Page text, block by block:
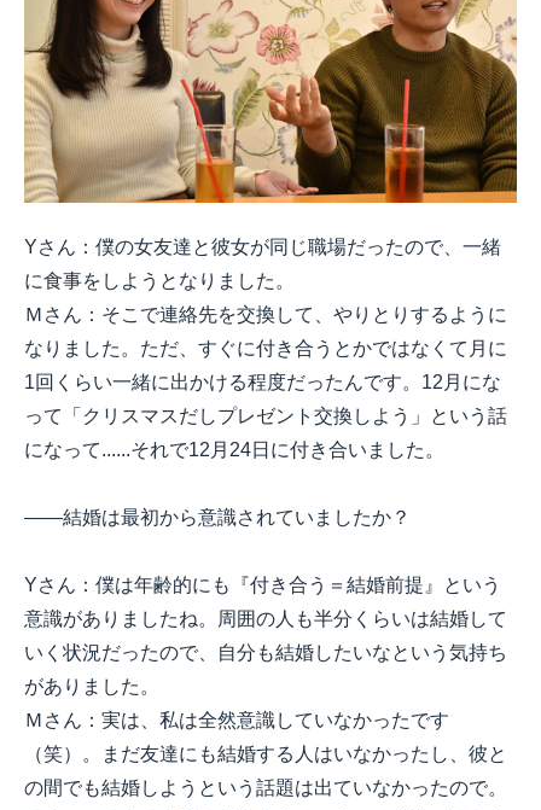
Yさん：僕の女友達と彼女が同じ職場だったので、一緒
に食事をしようとなりました。
Ｍさん：そこで連絡先を交換して、やりとりするように
なりました。ただ、すぐに付き合うとかではなくて月に
1回くらい一緒に出かける程度だったんです。12月にな
って「クリスマスだしプレゼント交換しよう」という話
になって......それで12月24日に付き合いました。
――結婚は最初から意識されていましたか？
Yさん：僕は年齢的にも『付き合う＝結婚前提』という
意識がありましたね。周囲の人も半分くらいは結婚して
いく状況だったので、自分も結婚したいなという気持ち
がありました。
Ｍさん：実は、私は全然意識していなかったです
（笑）。まだ友達にも結婚する人はいなかったし、彼と
の間でも結婚しようという話題は出ていなかったので。